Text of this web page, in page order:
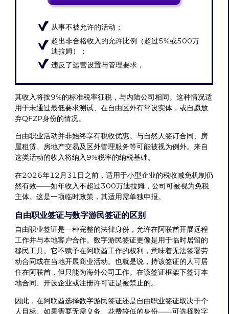
从事不被允许的活动；
超出非合格收入的允许比例（超过5%或500万
迪拉姆）；
违反了运营设置与管理要求，
其收入将按9%的标准税率征税，与内陆公司相同。这种情况适
用于未通过最低要求测试、在自由区外有常设实体，或自愿放
弃QFZP身份的情况。
自由职业活动并非始终享有税收优惠。与自然人签订合同、房
屋租赁、房地产交易及区外管理服务等可能被视为例外。来自
这类活动的收入将纳入9%税率的纳税基础。
在2026年12月31日之前，适用于小型企业的税收减免机制仍
然有效——如年收入不超过300万迪拉姆，公司可被视为免税
主体。这是一项临时政策，其适用需单独申报。
自由职业签证与数字游民签证的区别
自由职业签证是一种完整的法律身份，允许在阿联酋开展远程
工作并与本地客户合作。数字游民签证更像是用于临时居留的
移民工具。它不赋予在阿联酋工作的权利，意味着无法签署劳
动合同或在当地开展商业活动。也就是说，持该签证的人可居
住在阿联酋，但只能为海外公司工作。在该签证框架下签订本
地合同、开设企业或注册许可证是被禁止的。
因此，在阿联酋选择数字游民签证还是自由职业签证取决于个
人目标。如果需要无需义务、花费较低的身份——可选择数字